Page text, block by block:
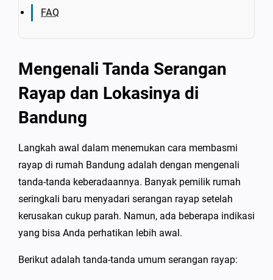
FAQ
Mengenali Tanda Serangan
Rayap dan Lokasinya di
Bandung
Langkah awal dalam menemukan cara membasmi
rayap di rumah Bandung adalah dengan mengenali
tanda-tanda keberadaannya. Banyak pemilik rumah
seringkali baru menyadari serangan rayap setelah
kerusakan cukup parah. Namun, ada beberapa indikasi
yang bisa Anda perhatikan lebih awal.
Berikut adalah tanda-tanda umum serangan rayap: